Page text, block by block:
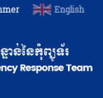
English